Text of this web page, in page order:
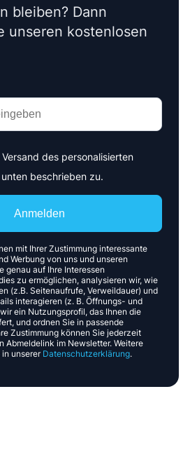
bleiben? Dann
unseren kostenlosen
Anmelden
des personalisierten
beschrieben zu.
mit Ihrer Zustimmung interessante
Werbung von uns und unseren
genau auf Ihre Interessen
zu ermöglichen, analysieren wir, wie
(z.B. Seitenaufrufe, Verweildauer) und
interagieren (z. B. Öffnungs- und
ein Nutzungsprofil, das Ihnen die
und ordnen Sie in passende
Zustimmung können Sie jederzeit
Abmeldelink im Newsletter. Weitere
in unserer Datenschutzerklärung.